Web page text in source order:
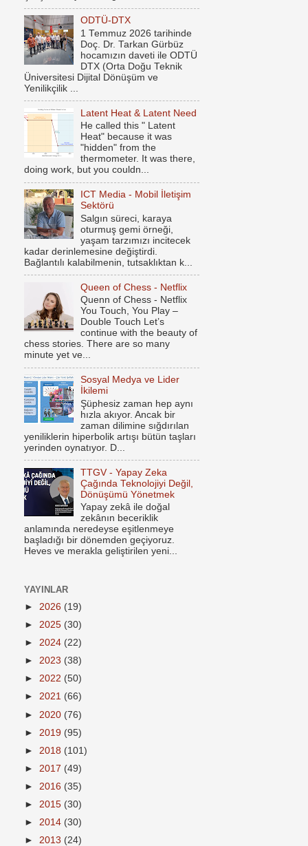
ODTÜ-DTX
1 Temmuz 2026 tarihinde
Doç. Dr. Tarkan Gürbüz
hocamızın daveti ile ODTÜ
DTX (Orta Doğu Teknik
Üniversitesi Dijital Dönüşüm ve
Yenilikçilik ...
Latent Heat & Latent Need
He called this " Latent
Heat" because it was
"hidden" from the
thermometer. It was there,
doing work, but you couldn...
ICT Media - Mobil İletişim
Sektörü
Salgın süreci, karaya
oturmuş gemi örneği,
yaşam tarzımızı incitecek
kadar derinlemesine değiştirdi.
Bağlantılı kalabilmenin, tutsaklıktan k...
Queen of Chess - Netflix
Quenn of Chess - Netflix
You Touch, You Play –
Double Touch Let’s
continue with the beauty of
chess stories. There are so many
minute yet ve...
Sosyal Medya ve Lider
İkilemi
Şüphesiz zaman hep aynı
hızla akıyor. Ancak bir
zaman dilimine sığdırılan
yeniliklerin hiperbolik artışı bütün taşları
yerinden oynatıyor. D...
TTGV - Yapay Zeka
Çağında Teknolojiyi Değil,
Dönüşümü Yönetmek
Yapay zekâ ile doğal
zekânın beceriklik
anlamında neredeyse eşitlenmeye
başladığı bir dönemden geçiyoruz.
Heves ve merakla geliştirilen yeni...
YAYINLAR
► 2026 (19)
► 2025 (30)
► 2024 (22)
► 2023 (38)
► 2022 (50)
► 2021 (66)
► 2020 (76)
► 2019 (95)
► 2018 (101)
► 2017 (49)
► 2016 (35)
► 2015 (30)
► 2014 (30)
► 2013 (24)